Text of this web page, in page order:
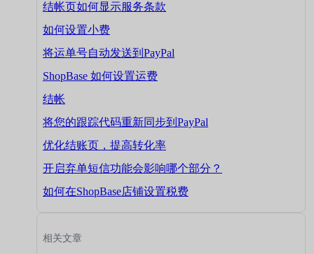
结帐页如何显示服务条款
如何设置小费
将运单号自动发送到PayPal
ShopBase 如何设置运费
结帐
将您的跟踪代码重新同步到PayPal
优化结账页，提高转化率
开启弃单短信功能会影响哪个部分？
如何在ShopBase店铺设置税费
相关文章